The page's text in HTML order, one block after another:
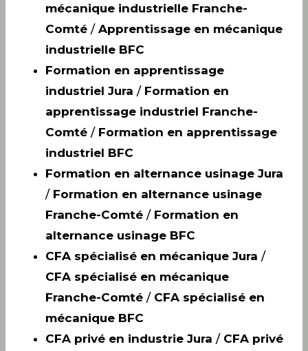
mécanique industrielle Franche-
Comté / Apprentissage en mécanique
industrielle BFC
Formation en apprentissage
industriel Jura / Formation en
apprentissage industriel Franche-
Comté / Formation en apprentissage
industriel BFC
Formation en alternance usinage Jura
/ Formation en alternance usinage
Franche-Comté / Formation en
alternance usinage BFC
CFA spécialisé en mécanique Jura /
CFA spécialisé en mécanique
Franche-Comté / CFA spécialisé en
mécanique BFC
CFA privé en industrie Jura / CFA privé